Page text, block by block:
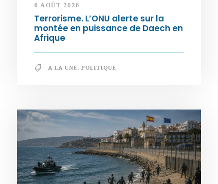
6 AOÛT 2026
Terrorisme. L’ONU alerte sur la
montée en puissance de Daech en
Afrique
A LA UNE, POLITIQUE